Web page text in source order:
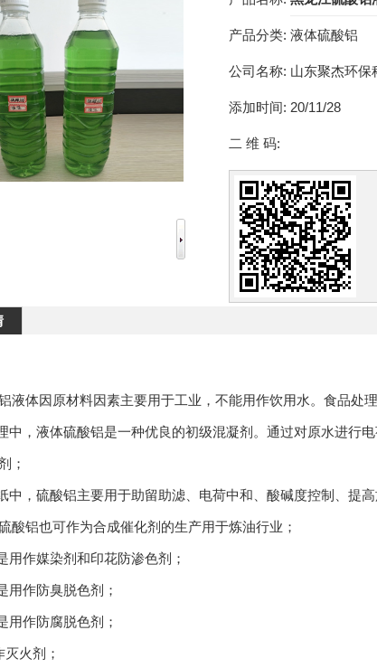
产品分类: 液体硫酸铝
公司名称: 山东聚杰环保
添加时间: 20/11/28
二 维 码:
液体因原材料因素主要用于工业，不能用作饮用水。食品处理
中，液体硫酸铝是一种优良的初级混凝剂。通过对原水进行
；
中，硫酸铝主要用于助留助滤、电荷中和、酸碱度控制、提
酸铝也可作为合成催化剂的生产用于炼油行业；
用作媒染剂和印花防渗色剂；
用作防臭脱色剂；
用作防腐脱色剂；
火剂；